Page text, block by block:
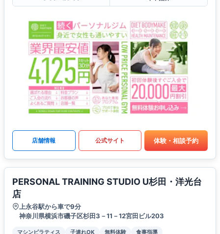
店舗情報 公式サイト 体験・相談予約
PERSONAL TRAINING STUDIO U杉田・洋光台
店
上永谷駅から車で9分
神奈川県横浜市磯子区杉田3－11－12宮田ビル203
マシンピラティス 子連れOK 無料体験 食事指導